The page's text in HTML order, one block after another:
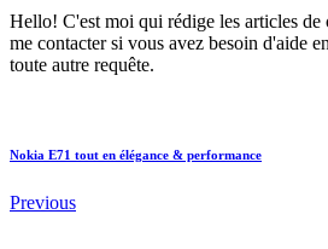
Hello! C'est moi qui rédige les articles de
me contacter si vous avez besoin d'aide
toute autre requête.
Nokia E71 tout en élégance & performance
Previous